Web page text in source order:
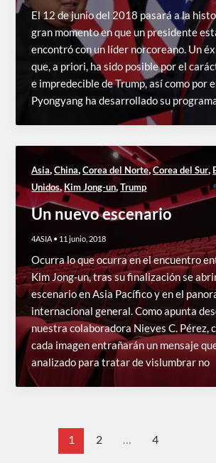
El 12 de junio del 2018 pasará a la
gran momento en que un presidente
encontró con un líder norcoreano. Un
que, a priori, ha sido posible por el
e impredecible de Trump, así como por
Pyongyang ha desarrollado su
Asia,China,Corea del Norte,Corea del Sur,
Unidos,Kim Jong-un,Trump
Un nuevo escenario
4ASIA • 11 junio, 2018
Ocurra lo que ocurra en el encuentro
Kim Jong-un, tras su finalización se
escenario en Asia Pacífico y en el
internacional general. Como apunta
nuestra colaboradora Nieves C. Pérez,
cada imagen entrañarán un mensaje
analizado para tratar de vislumbrar no
1 2 … 4